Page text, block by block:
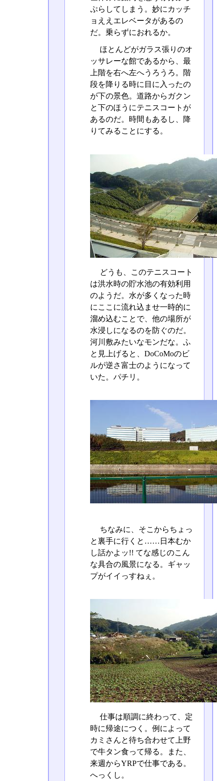
ぷらしてしまう。妙にカッチ
ョええエレベータがあるの
だ。乗らずにおれるか。
ほとんどがガラス張りのオ
ッサレーな館であるから、最
上階を右へ左へうろうろ。階
段を降りる時に目に入ったの
が下の景色。道路からガクン
と下のほうにテニスコートが
あるのだ。時間もあるし、降
りてみることにする。
どうも、このテニスコート
は洪水時の貯水池の有効利用
のようだ。水が多くなった時
にここに流れ込ませ一時的に
溜め込むことで、他の場所が
水浸しになるのを防ぐのだ。
河川敷みたいなモンだな。ふ
と見上げると、DoCoMoのビ
ルが逆さ富士のようになって
いた。パチリ。
ちなみに、そこからちょっ
と裏手に行くと……日本むか
し話かよッ!! てな感じのこん
な具合の風景になる。ギャッ
プがイイっすねぇ。
仕事は順調に終わって、定
時に帰途につく。例によって
カミさんと待ち合わせて上野
で牛タン食って帰る。また、
来週からYRPで仕事である。
へっくし。